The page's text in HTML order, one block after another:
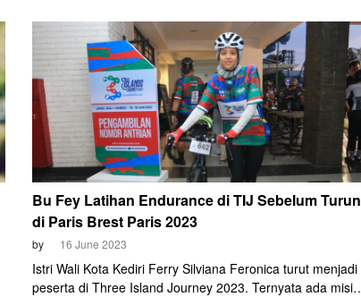
19-24 Agustus. Ia mengaku tertantang bisa
race dengan jarak 1.200 km dengan cut off-time 90 jam
Bu Fey Latihan Endurance di TIJ Sebelum Turun
di Paris Brest Paris 2023
by 16 June 2023
Istri Wali Kota Kediri Ferry Silviana Feronica turut menjadi
peserta di Three Island Journey 2023. Ternyata ada misi